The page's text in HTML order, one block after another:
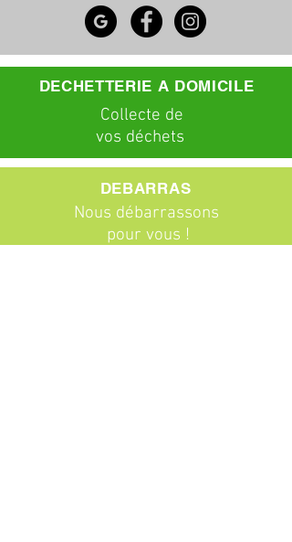
DECHETTERIE A DOMICILE
Collecte de
vos déchets
DEBARRAS
Nous débarrassons
pour vous !